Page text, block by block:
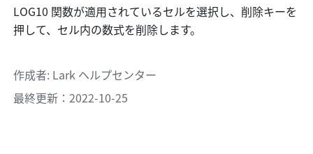
LOG10 関数が適用されているセルを選択し、削除キーを
押して、セル内の数式を削除します。
作成者: Lark ヘルプセンター
最終更新：2022-10-25